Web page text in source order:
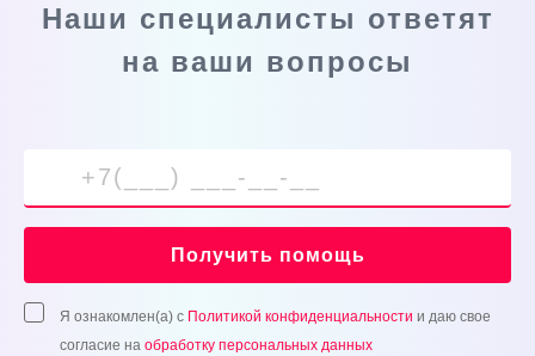
Наши специалисты ответят
на ваши вопросы
Получить помощь
Я ознакомлен(а) с Политикой конфиденциальности и даю свое
согласие на обработку персональных данных